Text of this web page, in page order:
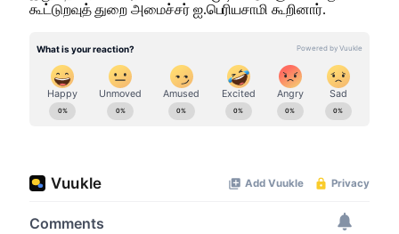
கூட்டுறவுத் துறை அமைச்சர் ஐ.பெரியசாமி கூறினார்.